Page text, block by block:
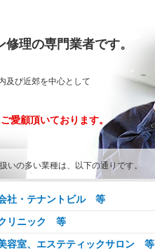
理の専門業者です。
及び近郊を中心として
愛顧頂いております。
いの多い業種は、以下の通りです。
社・テナントビル 等
リニック 等
容室、エステティックサロン 等